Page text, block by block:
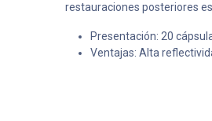
restauraciones posteriores
Presentación: 20
Ventajas: Alta